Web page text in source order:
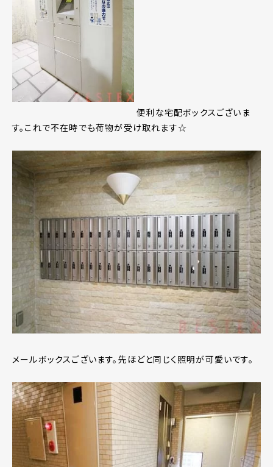
便利な宅配ボックスございま
す。これで不在時でも荷物が受け取れます☆
メールボックスございます。先ほどと同じく照明が可愛いです。